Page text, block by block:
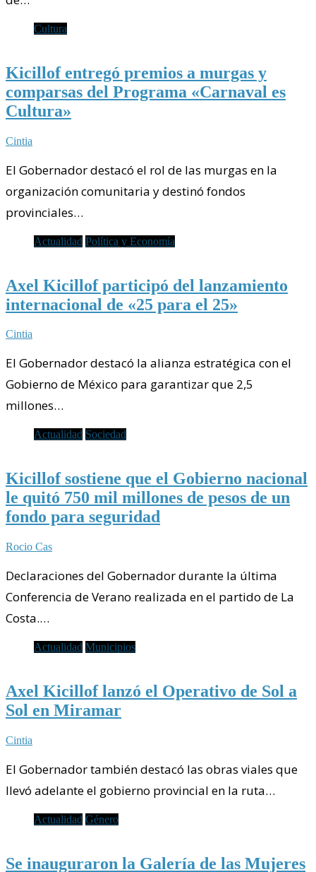
Cultura
Kicillof entregó premios a murgas y
comparsas del Programa «Carnaval es
Cultura»
Cintia
El Gobernador destacó el rol de las murgas en la
organización comunitaria y destinó fondos
provinciales…
Actualidad Política y Economía
Axel Kicillof participó del lanzamiento
internacional de «25 para el 25»
Cintia
El Gobernador destacó la alianza estratégica con el
Gobierno de México para garantizar que 2,5
millones…
Actualidad Sociedad
Kicillof sostiene que el Gobierno nacional
le quitó 750 mil millones de pesos de un
fondo para seguridad
Rocio Cas
Declaraciones del Gobernador durante la última
Conferencia de Verano realizada en el partido de La
Costa.…
Actualidad Municipios
Axel Kicillof lanzó el Operativo de Sol a
Sol en Miramar
Cintia
El Gobernador también destacó las obras viales que
llevó adelante el gobierno provincial en la ruta…
Actualidad Género
Se inauguraron la Galería de las Mujeres